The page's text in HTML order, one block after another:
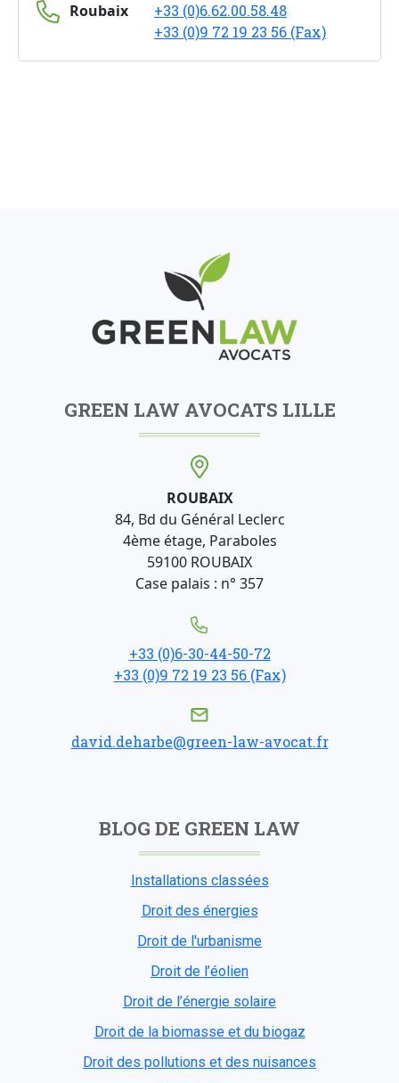
Roubaix
+33 (0)6.62.00.58.48
+33 (0)9 72 19 23 56 (Fax)
GREEN LAW AVOCATS LILLE
ROUBAIX
84, Bd du Général Leclerc
4ème étage, Paraboles
59100 ROUBAIX
Case palais : n° 357
+33 (0)6-30-44-50-72
+33 (0)9 72 19 23 56 (Fax)
david.deharbe@green-law-avocat.fr
BLOG DE GREEN LAW
Installations classées
Droit des énergies
Droit de l'urbanisme
Droit de l’éolien
Droit de l’énergie solaire
Droit de la biomasse et du biogaz
Droit des pollutions et des nuisances